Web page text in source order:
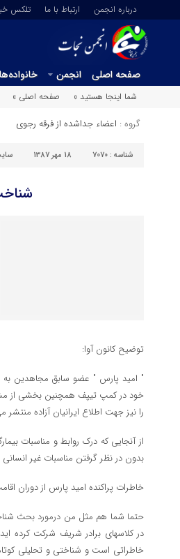
درباره انجمن ارتباط با ما تلکس
صفحه اصلی انجمن خانواده‌ها
شما اینجا هستید »
صفحه اصلی »
گروه : اعضاء جداشده از فرقه رجوی
شناسه : 7070 18 مهر 1387
توضیح کانون آوا:
" امید پارس " عضو سابق مجاهدین به
خود در کمپ تیپف همچنین بخشی از
را نیز جهت اطلاع ایرانیان آزاده منتشر
از آنجایی که درک روابط و مناسبات
بدون در نظر گرفتن مناسبات غیر
خاطرات پراکنده امید پارس از دوران
حتما شما هم مثل من درمورد بحث
در کلاسهای برادر شریف شرکت کرده